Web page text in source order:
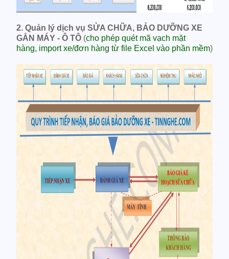
2. Quản lý dịch vụ SỬA CHỮA, BẢO DƯỠNG XE
GẮN MÁY - Ô TÔ (cho phép quét mã vạch mặt
hàng, import xe/đơn hàng từ file Excel vào phần mềm)